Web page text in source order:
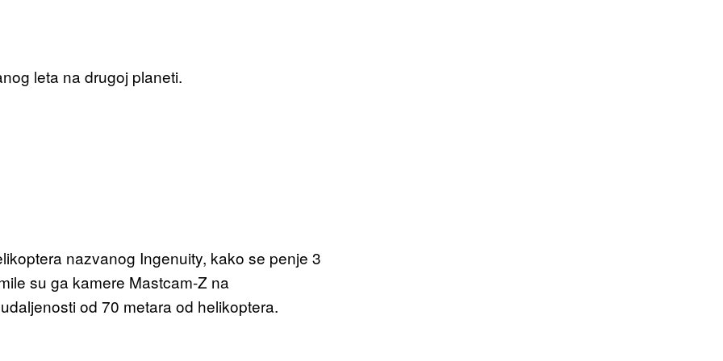
leta na drugoj planeti.
nazvanog Ingenuity, kako se penje 3
su ga kamere Mastcam-Z na
od 70 metara od helikoptera.